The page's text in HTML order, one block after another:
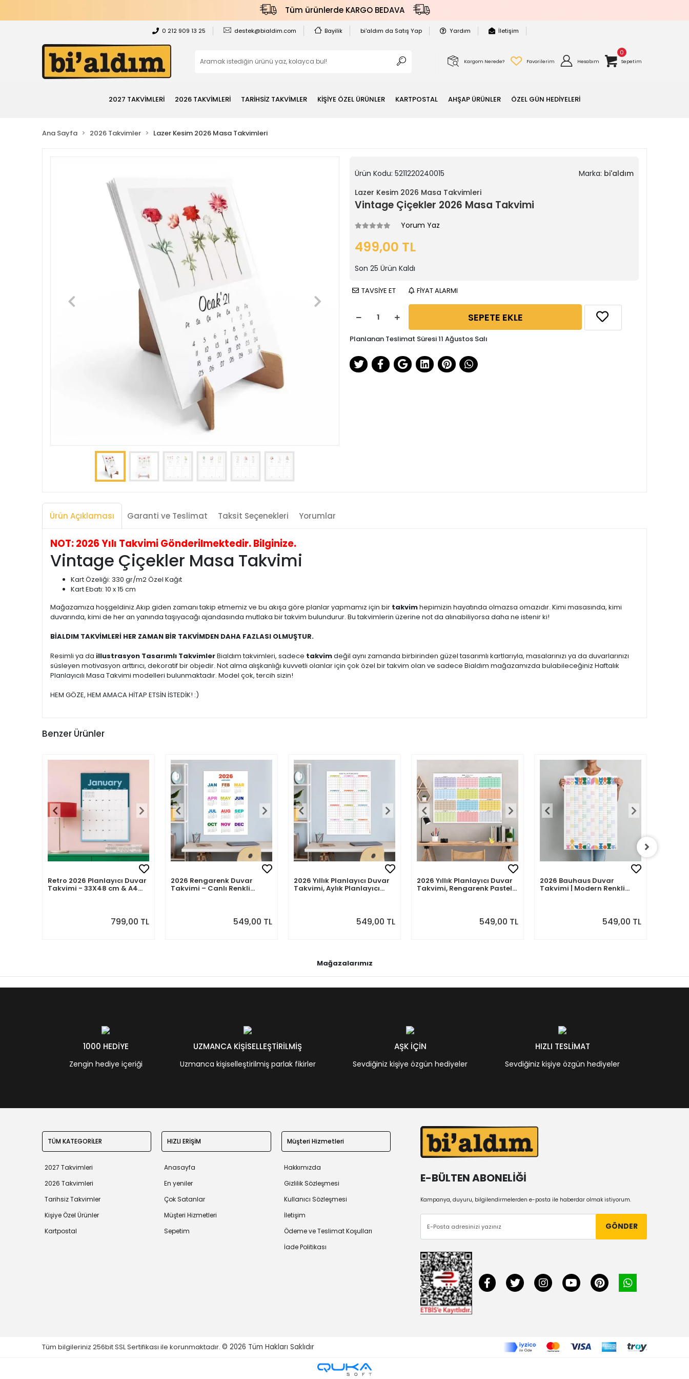
Tüm ürünlerde KARGO BEDAVA
0 212 909 13 25 destek@bialdim.com Bayilik bi'aldım da Satış Yap Yardım İletişim
Kargom Nerede? Favorilerim Hesabım
0
Sepetim
2027 TAKVİMLERİ 2026 TAKVİMLERİ TARİHSİZ TAKVİMLER KİŞİYE ÖZEL ÜRÜNLER KARTPOSTAL AHŞAP ÜRÜNLER ÖZEL GÜN HEDİYELERİ
Ana Sayfa 2026 Takvimler Lazer Kesim 2026 Masa Takvimleri
Ürün Kodu: 5211220240015 Marka: bi'aldım
Lazer Kesim 2026 Masa Takvimleri
Vintage Çiçekler 2026 Masa Takvimi
Yorum Yaz
499,00 TL
Son 25 Ürün Kaldı
TAVSİYE ET FİYAT ALARMI
SEPETE EKLE
Planlanan Teslimat Süresi 11 Ağustos Salı
Ürün Açıklaması Garanti ve Teslimat Taksit Seçenekleri Yorumlar
NOT: 2026 Yılı Takvimi Gönderilmektedir. Bilginize.
Vintage Çiçekler Masa Takvimi
Kart Özeliği: 330 gr/m2 Özel Kağıt
Kart Ebatı: 10 x 15 cm
Mağazamıza hoşgeldiniz.Akıp giden zamanı takip etmemiz ve bu akışa göre planlar yapmamız için bir takvimhepimizin hayatında olmazsa omazıdır. Kimi masasında, kimi
duvarında, kimi de her an yanında taşıyacağı ajandasında mutlaka bir takvim bulundurur. Bu takvimlerin üzerine not da alınabiliyorsa daha ne istenir ki!
BİALDIM TAKVİMLERİ HER ZAMAN BİR TAKVİMDEN DAHA FAZLASI OLMUŞTUR.
Resimli ya da illustrasyon Tasarımlı TakvimlerBialdım takvimleri, sadece takvimdeğil aynı zamanda birbirinden güzel tasarımlı kartlarıyla, masalarınızı ya da duvarlarınızı
süsleyen motivasyon arttırıcı, dekoratif bir objedir. Not alma alışkanlığı kuvvetli olanlar için çok özel bir takvim olan ve sadece Bialdım mağazamızda bulabileceğiniz Haftalık
Planlayıcılı Masa Takvimi modelleri bulunmaktadır. Model çok, tercih sizin!
HEM GÖZE, HEM AMACA HİTAP ETSİN İSTEDİK! :)
Benzer Ürünler
Retro 2026 Planlayıcı Duvar
Takvimi - 33X48 cm & A4
799,00 TL
2026 Rengarenk Duvar
Takvimi – Canlı Renkli
549,00 TL
2026 Yıllık Planlayıcı Duvar
Takvimi, Aylık Planlayıcı
549,00 TL
2026 Yıllık Planlayıcı Duvar
Takvimi, Rengarenk Pastel
549,00 TL
2026 Bauhaus Duvar
Takvimi | Modern Renkli
549,00 TL
Mağazalarımız
1000 HEDİYE
Zengin hediye içeriği
UZMANCA KİŞİSELLEŞTİRİLMİŞ
Uzmanca kişiselleştirilmiş parlak fikirler
AŞK İÇİN
Sevdiğiniz kişiye özgün hediyeler
HIZLI TESLİMAT
Sevdiğiniz kişiye özgün hediyeler
TÜM KATEGORİLER
2027 Takvimleri
2026 Takvimleri
Tarihsiz Takvimler
Kişiye Özel Ürünler
Kartpostal
HIZLI ERİŞİM
Anasayfa
En yeniler
Çok Satanlar
Müşteri Hizmetleri
Sepetim
Müşteri Hizmetleri
Hakkımızda
Gizlilik Sözleşmesi
Kullanıcı Sözleşmesi
İletişim
Ödeme ve Teslimat Koşulları
İade Politikası
E-BÜLTEN ABONELİĞİ
Kampanya, duyuru, bilgilendirmelerden e-posta ile haberdar olmak istiyorum.
GÖNDER
Tüm bilgileriniz 256bit SSL Sertifikası ile korunmaktadır. © 2026 Tüm Hakları Saklıdır